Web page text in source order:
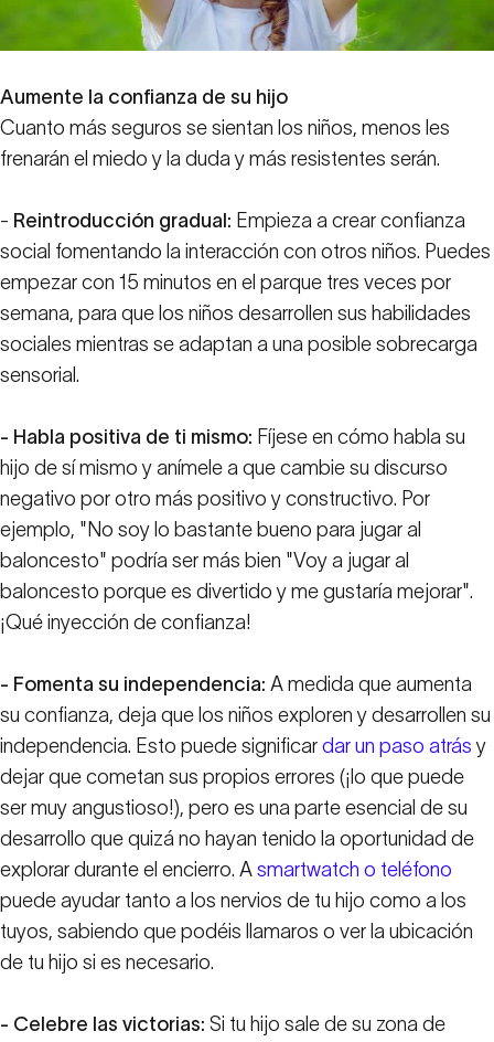
Aumente la confianza de su hijo
Cuanto más seguros se sientan los niños, menos les
frenarán el miedo y la duda y más resistentes serán.
- Reintroducción gradual: Empieza a crear confianza
social fomentando la interacción con otros niños. Puedes
empezar con 15 minutos en el parque tres veces por
semana, para que los niños desarrollen sus habilidades
sociales mientras se adaptan a una posible sobrecarga
sensorial.
- Habla positiva de ti mismo: Fíjese en cómo habla su
hijo de sí mismo y anímele a que cambie su discurso
negativo por otro más positivo y constructivo. Por
ejemplo, "No soy lo bastante bueno para jugar al
baloncesto" podría ser más bien "Voy a jugar al
baloncesto porque es divertido y me gustaría mejorar".
¡Qué inyección de confianza!
- Fomenta su independencia: A medida que aumenta
su confianza, deja que los niños exploren y desarrollen su
independencia. Esto puede significar dar un paso atrás y
dejar que cometan sus propios errores (¡lo que puede
ser muy angustioso!), pero es una parte esencial de su
desarrollo que quizá no hayan tenido la oportunidad de
explorar durante el encierro. A smartwatch o teléfono
puede ayudar tanto a los nervios de tu hijo como a los
tuyos, sabiendo que podéis llamaros o ver la ubicación
de tu hijo si es necesario.
- Celebre las victorias: Si tu hijo sale de su zona de